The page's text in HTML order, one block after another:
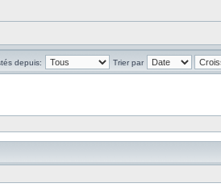
depuis: Trier par